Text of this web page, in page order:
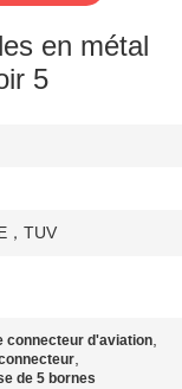
en métal
5
，TUV
connecteur d'aviation,
,
de 5 bornes